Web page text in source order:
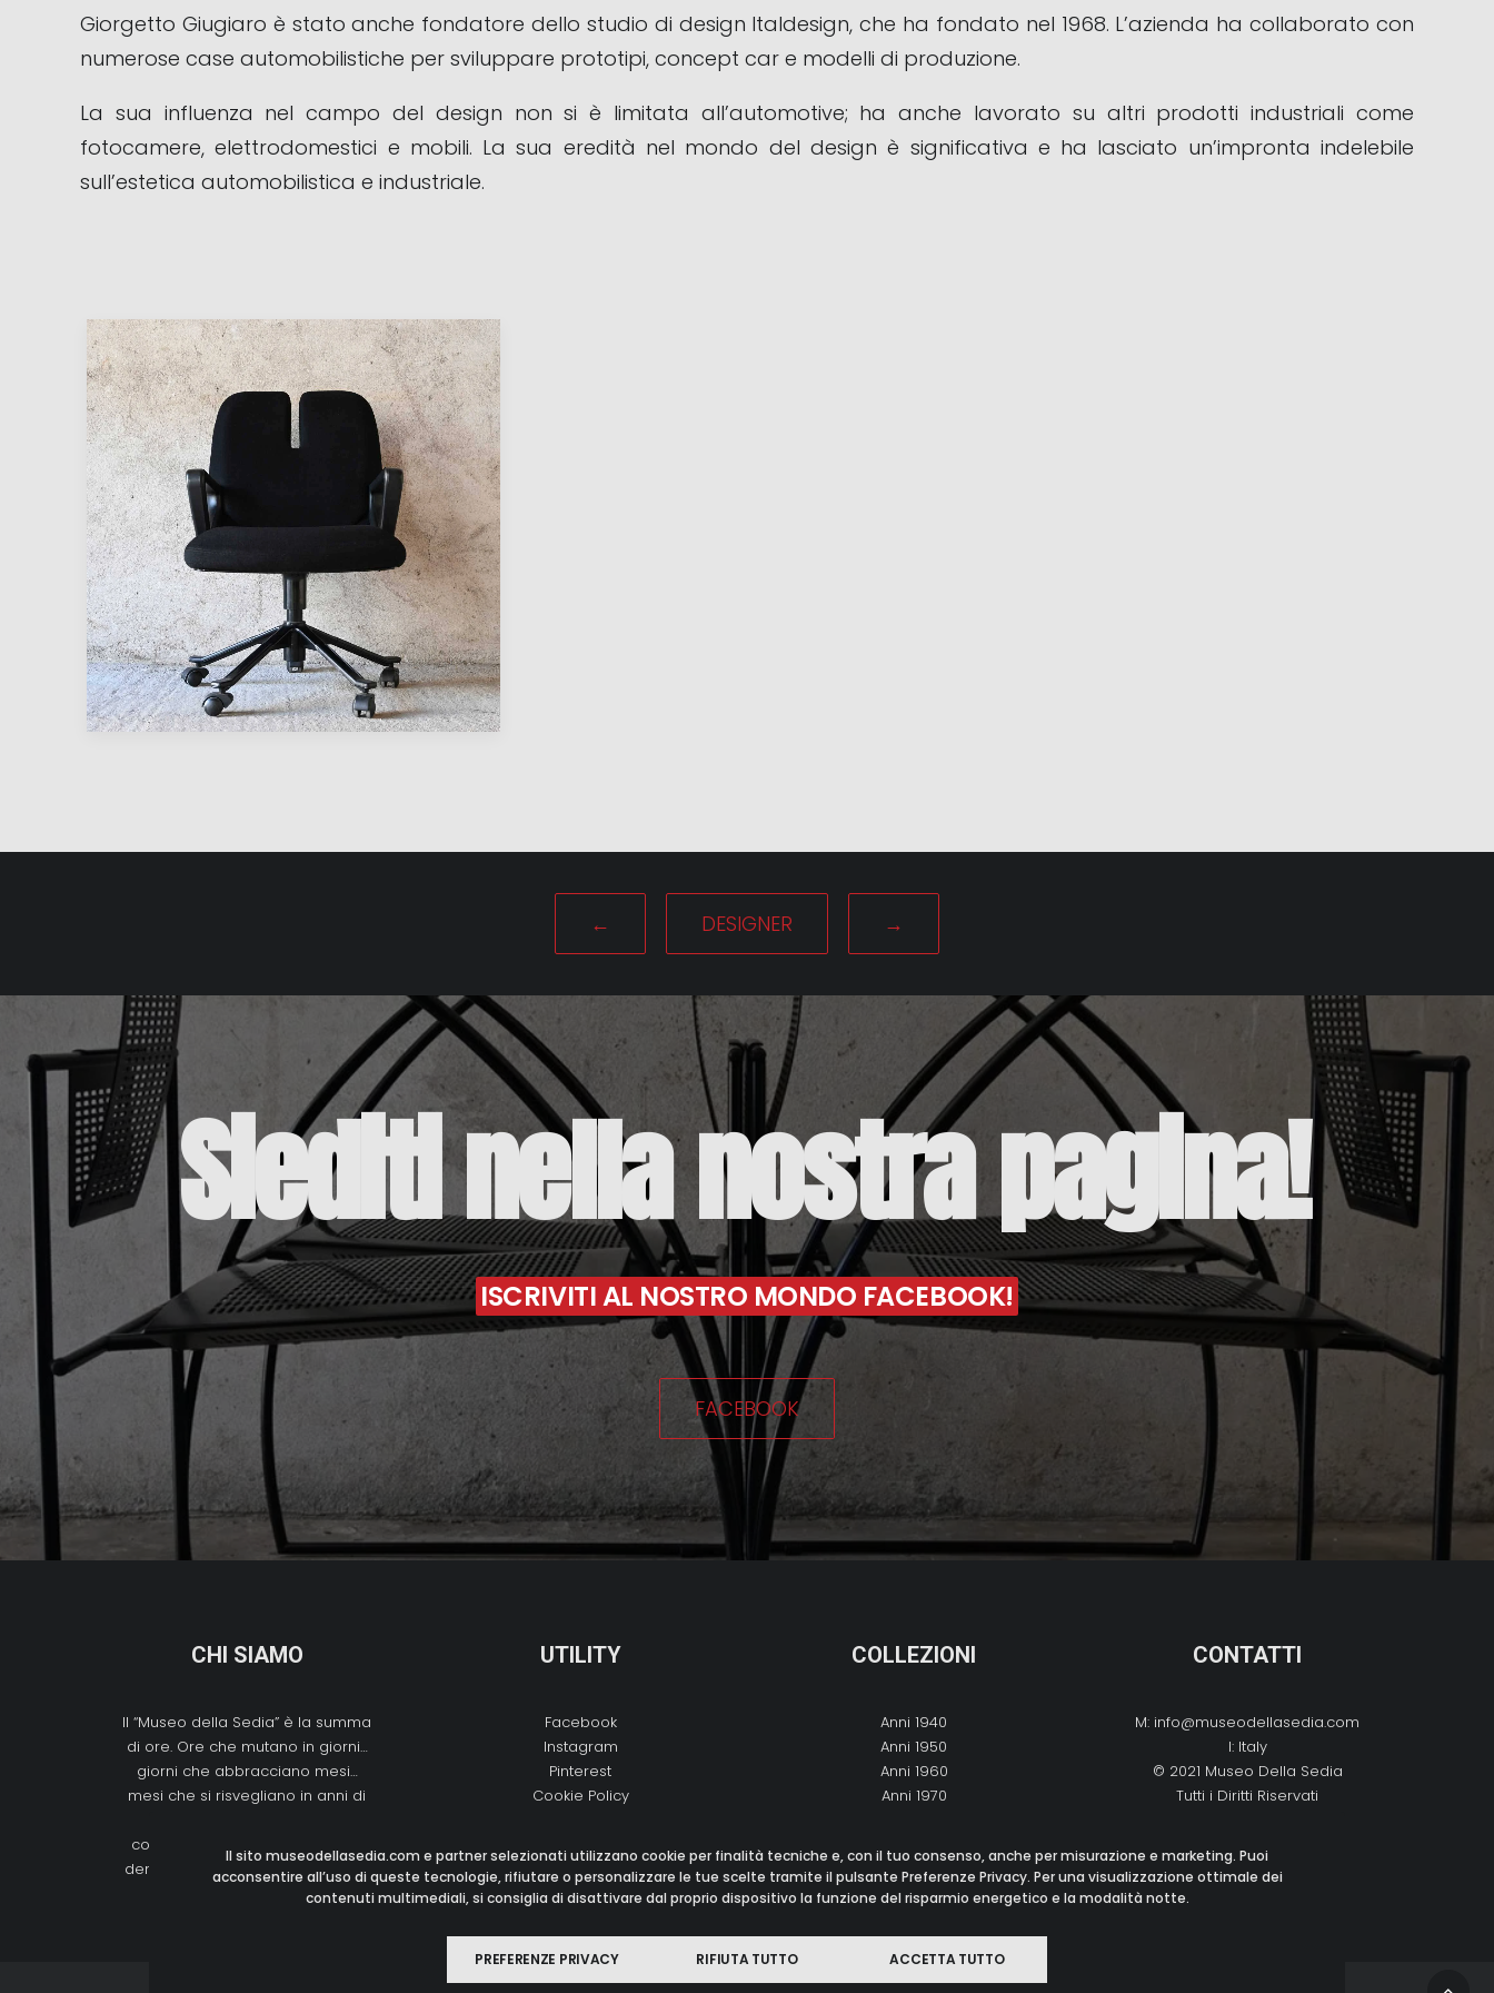
Giorgetto Giugiaro è stato anche fondatore dello studio di design Italdesign, che ha fondato nel 1968. L’azienda ha collaborato con
numerose case automobilistiche per sviluppare prototipi, concept car e modelli di produzione.
La sua influenza nel campo del design non si è limitata all’automotive; ha anche lavorato su altri prodotti industriali come
fotocamere, elettrodomestici e mobili. La sua eredità nel mondo del design è significativa e ha lasciato un’impronta indelebile
sull’estetica automobilistica e industriale.
← DESIGNER →
Sieditinellanostrapagina!
ISCRIVITI AL NOSTRO MONDO FACEBOOK!
FACEBOOK
CHI SIAMO
Il “Museo della Sedia” è la summa
di ore. Ore che mutano in giorni…
giorni che abbracciano mesi…
mesi che si risvegliano in anni di
conoscenze, chilometri, incontri,
denari spesi (bene) nell’oggetto…
UTILITY
Facebook
Instagram
Pinterest
Cookie Policy
Preferenze Privacy
COLLEZIONI
Anni 1940
Anni 1950
Anni 1960
Anni 1970
Anni 2000
CONTATTI
M: info@museodellasedia.com
I: Italy
© 2021 Museo Della Sedia
Tutti i Diritti Riservati
Il sito museodellasedia.com e partner selezionati utilizzano cookie per finalità tecniche e, con il tuo consenso, anche per misurazione e marketing. Puoi
acconsentire all’uso di queste tecnologie, rifiutare o personalizzare le tue scelte tramite il pulsante Preferenze Privacy. Per una visualizzazione ottimale dei
contenuti multimediali, si consiglia di disattivare dal proprio dispositivo la funzione del risparmio energetico e la modalità notte.
PREFERENZE PRIVACY RIFIUTA TUTTO ACCETTA TUTTO